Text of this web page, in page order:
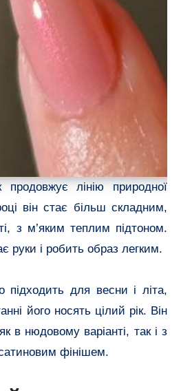
продовжує лінію природної
він стає більш складним,
з м’яким теплим підтоном.
руки і робить образ легким.
підходить для весни і літа,
його носять цілий рік. Він
в нюдовому варіанті, так і з
фінішем.